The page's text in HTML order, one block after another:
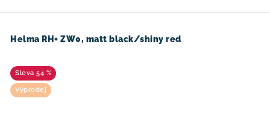
Helma RH+ ZW0, matt black/shiny red
54 %
Výprodej